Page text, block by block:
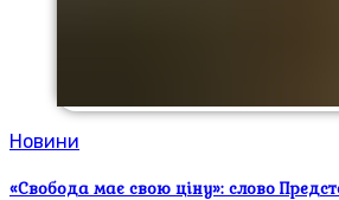
Новини
«Свобода має свою ціну»: слово